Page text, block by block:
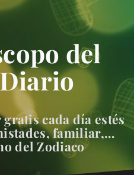
del
cada día estés
familiar,…
del Zodiaco